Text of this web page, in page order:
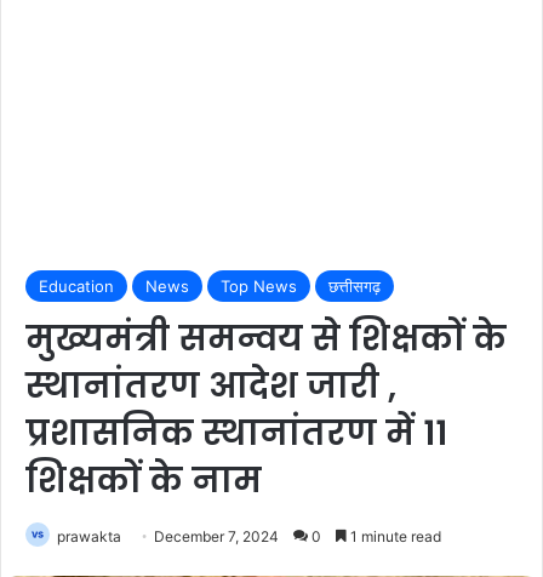
Education News Top News छत्तीसगढ़
मुख्यमंत्री समन्वय से शिक्षकों के
स्थानांतरण आदेश जारी ,
प्रशासनिक स्थानांतरण में 11
शिक्षकों के नाम
prawakta December 7, 2024 0 1 minute read